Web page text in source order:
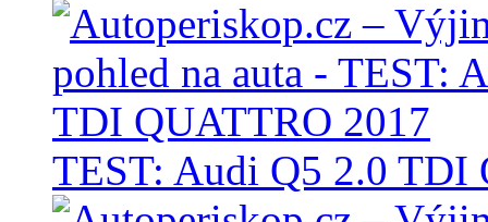
TEST: Audi Q5 2.0 TDI